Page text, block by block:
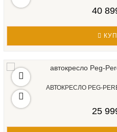
40
АВТОКРЕСЛО PEG-
25